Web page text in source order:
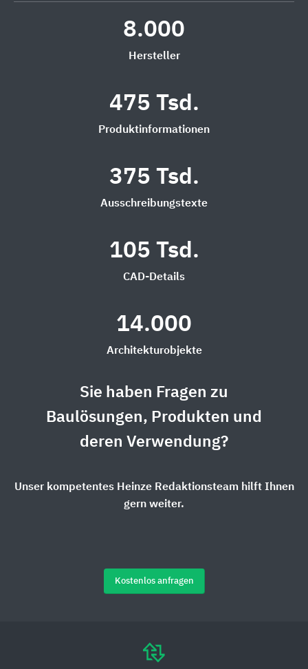
8.000
Hersteller
475 Tsd.
Produktinformationen
375 Tsd.
Ausschreibungstexte
105 Tsd.
CAD-Details
14.000
Architekturobjekte
Sie haben Fragen zu
Baulösungen, Produkten und
deren Verwendung?
Unser kompetentes Heinze Redaktionsteam hilft Ihnen
gern weiter.
Kostenlos anfragen